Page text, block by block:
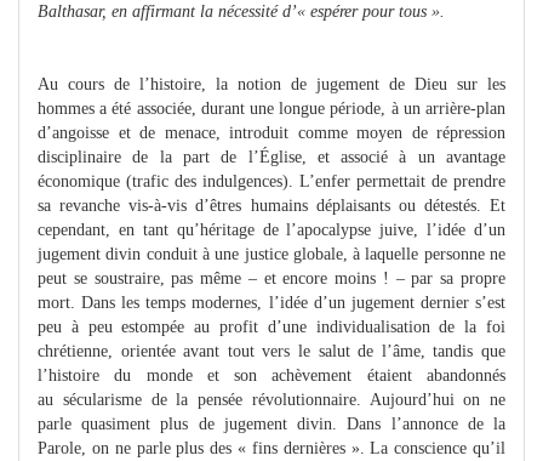
Balthasar, en affirmant la nécessité d’« espérer pour tous ».
Au cours de l’histoire, la notion de jugement de Dieu sur les
hommes a été associée, durant une longue période, à un arrière-plan
d’angoisse et de menace, introduit comme moyen de répression
disciplinaire de la part de l’Église, et associé à un avantage
économique (trafic des indulgences). L’enfer permettait de prendre
sa revanche vis-à-vis d’êtres humains déplaisants ou détestés. Et
cependant, en tant qu’héritage de l’apocalypse juive, l’idée d’un
jugement divin conduit à une justice globale, à laquelle personne ne
peut se soustraire, pas même – et encore moins ! – par sa propre
mort. Dans les temps modernes, l’idée d’un jugement dernier s’est
peu à peu estompée au profit d’une individualisation de la foi
chrétienne, orientée avant tout vers le salut de l’âme, tandis que
l’histoire du monde et son achèvement étaient abandonnés
au sécularisme de la pensée révolutionnaire. Aujourd’hui on ne
parle quasiment plus de jugement divin. Dans l’annonce de la
Parole, on ne parle plus des « fins dernières ». La conscience qu’il